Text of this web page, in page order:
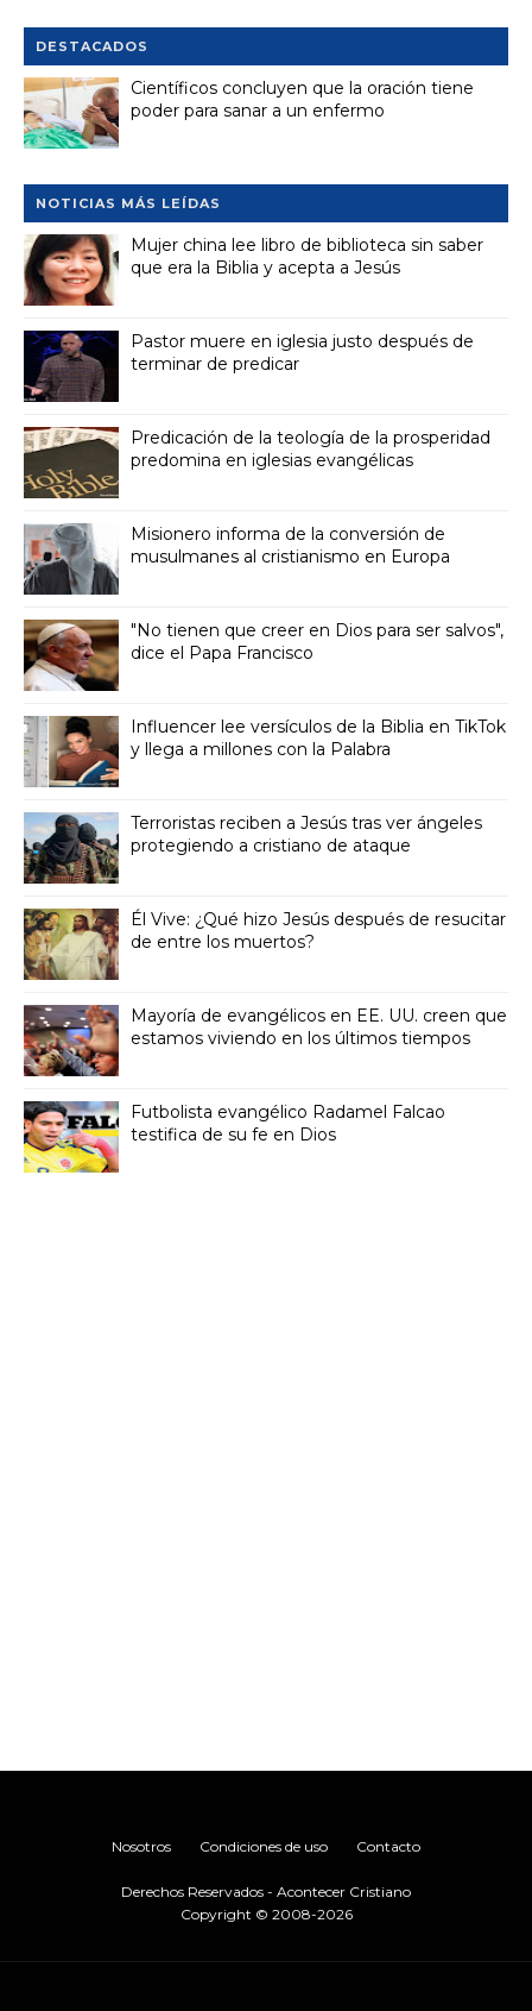
DESTACADOS
Científicos concluyen que la oración tiene
poder para sanar a un enfermo
NOTICIAS MÁS LEÍDAS
Mujer china lee libro de biblioteca sin saber
que era la Biblia y acepta a Jesús
Pastor muere en iglesia justo después de
terminar de predicar
Predicación de la teología de la prosperidad
predomina en iglesias evangélicas
Misionero informa de la conversión de
musulmanes al cristianismo en Europa
"No tienen que creer en Dios para ser salvos",
dice el Papa Francisco
Influencer lee versículos de la Biblia en TikTok
y llega a millones con la Palabra
Terroristas reciben a Jesús tras ver ángeles
protegiendo a cristiano de ataque
Él Vive: ¿Qué hizo Jesús después de resucitar
de entre los muertos?
Mayoría de evangélicos en EE. UU. creen que
estamos viviendo en los últimos tiempos
Futbolista evangélico Radamel Falcao
testifica de su fe en Dios
Nosotros Condiciones de uso Contacto
Derechos Reservados - Acontecer Cristiano
Copyright © 2008-2026